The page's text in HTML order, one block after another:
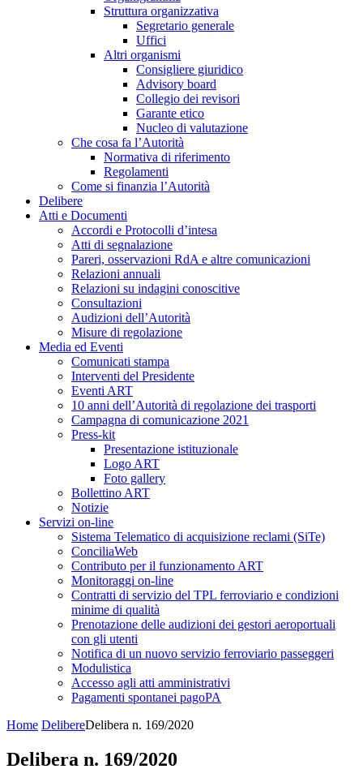
Struttura organizzativa
Segretario generale
Uffici
Altri organismi
Consigliere giuridico
Advisory board
Collegio dei revisori
Garante etico
Nucleo di valutazione
Che cosa fa l’Autorità
Normativa di riferimento
Regolamenti
Come si finanzia l’Autorità
Delibere
Atti e Documenti
Accordi e Protocolli d’intesa
Atti di segnalazione
Pareri, osservazioni RdA e altre comunicazioni
Relazioni annuali
Relazioni su indagini conoscitive
Consultazioni
Audizioni dell’Autorità
Misure di regolazione
Media ed Eventi
Comunicati stampa
Interventi del Presidente
Eventi ART
10 anni dell’Autorità di regolazione dei trasporti
Campagna di comunicazione 2021
Press-kit
Presentazione istituzionale
Logo ART
Foto gallery
Bollettino ART
Notizie
Servizi on-line
Sistema Telematico di acquisizione reclami (SiTe)
ConciliaWeb
Contributo per il funzionamento ART
Monitoraggi on-line
Contratti di servizio del TPL ferroviario e condizioni
minime di qualità
Prenotazione delle audizioni dei gestori aeroportuali
con gli utenti
Notifica di un nuovo servizio ferroviario passeggeri
Modulistica
Accesso agli atti amministrativi
Pagamenti spontanei pagoPA
Home DelibereDelibera n. 169/2020
Delibera n. 169/2020